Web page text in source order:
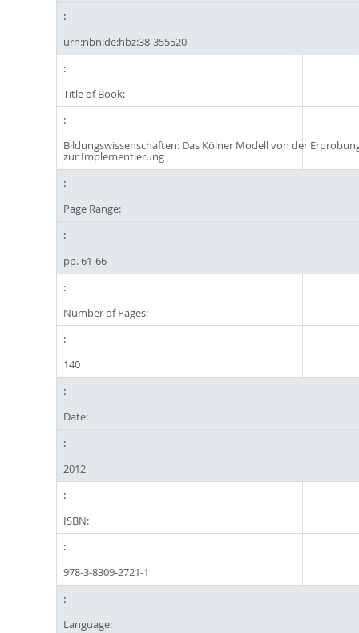
urn:nbn:de:hbz:38-355520
Title of Book:
Bildungswissenschaften: Das Kölner Modell von der
zur Implementierung
Page Range:
pp. 61-66
Number of Pages:
140
Date:
2012
ISBN:
978-3-8309-2721-1
Language: